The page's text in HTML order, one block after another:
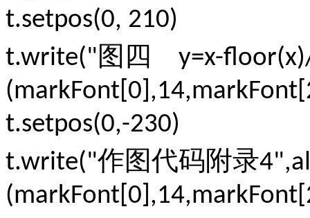
t.setpos(0, 210)
t.write("图四 y=x-
t.setpos(0,-230)
t.write("作图代码附录